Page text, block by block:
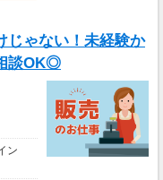
可
じゃない！未経験か
談OK◎
ン